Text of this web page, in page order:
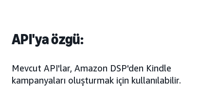
API'ya özgü:
Mevcut API'lar, Amazon DSP'den Kindle
kampanyaları oluşturmak için kullanılabilir.